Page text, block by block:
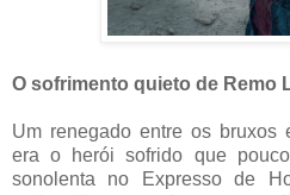
O sofrimento quieto de Remo
Um renegado entre os bruxos
era o herói sofrido que
sonolenta no Expresso de